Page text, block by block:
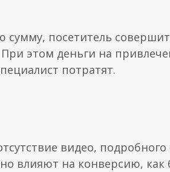
посетитель
При этом деньги на
потратят.
видео,
влияют на конверсию,